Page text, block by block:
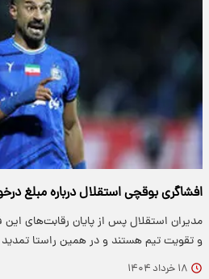
افشاگری بوقچی استقلال درباره مبلغ
مدیران استقلال پس از پایان رقابت‌های این
و تقویت تیم هستند و در همین راستا
۱۸ خرداد ۱۴۰۴